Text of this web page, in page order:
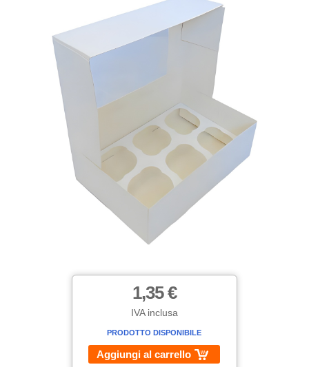
1,35 €
IVA inclusa
PRODOTTO DISPONIBILE
Aggiungi al carrello